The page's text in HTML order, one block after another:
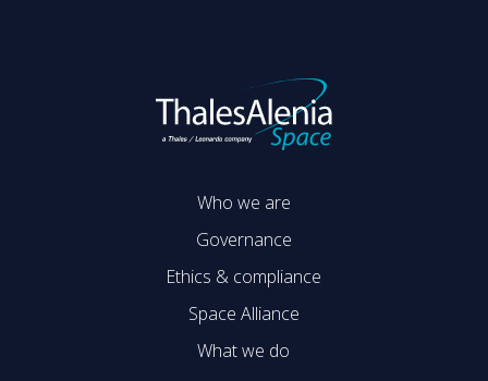
Who we are
Governance
Ethics & compliance
Space Alliance
What we do